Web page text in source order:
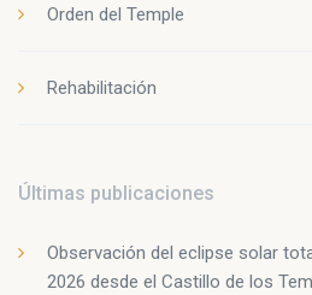
Orden del Temple
Rehabilitación
Últimas publicaciones
Observación del eclipse solar
2026 desde el Castillo de los